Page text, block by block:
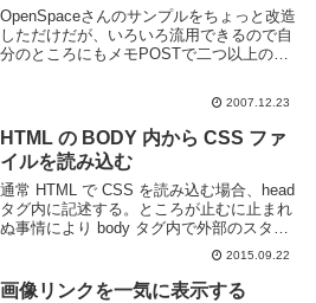
OpenSpaceさんのサンプルをちょっと改造
しただけだが、いろいろ流用できるので自
分のところにもメモPOSTで二つ以上のデ
2007.12.23
HTML の BODY 内から CSS ファ
イルを読み込む
通常 HTML で CSS を読み込む場合、head
タグ内に記述する。ところが止むに止まれ
ぬ事情により body タグ内で外部のスタイ
ルシートを読み込みこむ必要がでてきた。
具体的にいうと Wordpress のある投稿内
でのみ解説の為に外...
2015.09.22
画像リンクを一気に表示する